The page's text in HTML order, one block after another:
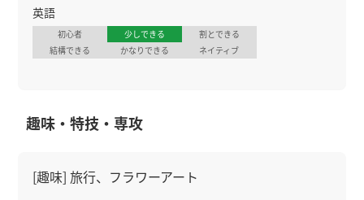
英語
初心者 少しできる
割とできる
結構できる
かなりできる ネイティブ
趣味・特技・専攻
[趣味] 旅行、フラワーアート